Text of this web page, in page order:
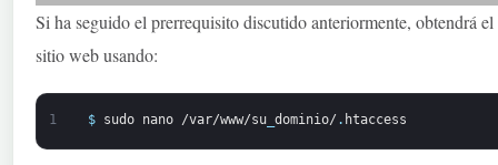
Si ha seguido el prerrequisito discutido anteriormente, obtendrá
sitio web usando:
1 $ sudo nano /var/www/su_ dominio/ . htaccess